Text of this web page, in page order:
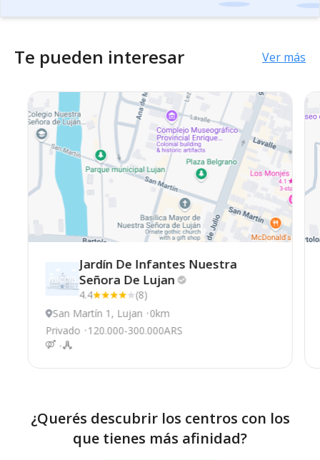
Te pueden interesar Ver más
Jardín De Infantes Nuestra
Señora De Lujan
4.4
(8)
San Martín 1, Lujan 0km
Privado
120.000-300.000ARS
¿Querés descubrir los centros con los
que tienes más afinidad?